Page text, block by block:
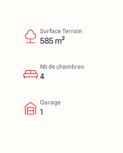
4.8
Surface Terrain
585 m²
Nb de chambres
4
Garage
1